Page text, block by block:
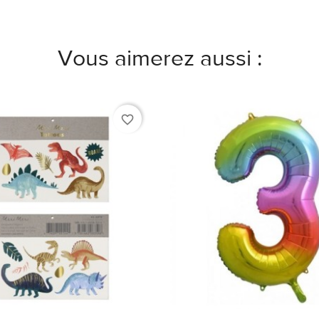
Vous aimerez aussi :
favorite_border